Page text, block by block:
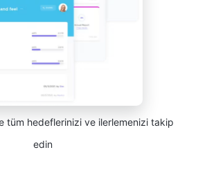
tüm hedeflerinizi ve ilerlemenizi takip
edin